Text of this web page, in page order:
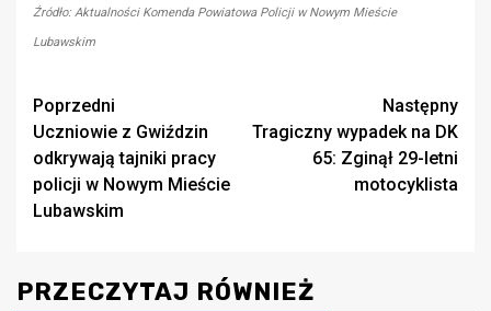
Źródło: Aktualności Komenda Powiatowa Policji w Nowym Mieście
Lubawskim
Zobacz
wpisy
Poprzedni
Uczniowie z Gwiździn
odkrywają tajniki pracy
policji w Nowym Mieście
Lubawskim
Następny
Tragiczny wypadek na DK
65: Zginął 29-letni
motocyklista
PRZECZYTAJ RÓWNIEŻ